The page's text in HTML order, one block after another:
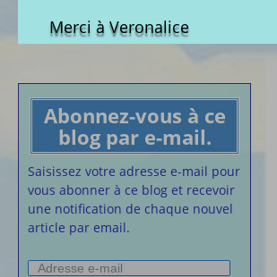
Qui est-elle ?
Adhésion demandes
Merci à Veronalice
Abonnez-vous à ce
blog par e-mail.
Saisissez votre adresse e-mail pour
vous abonner à ce blog et recevoir
une notification de chaque nouvel
article par email.
Adresse